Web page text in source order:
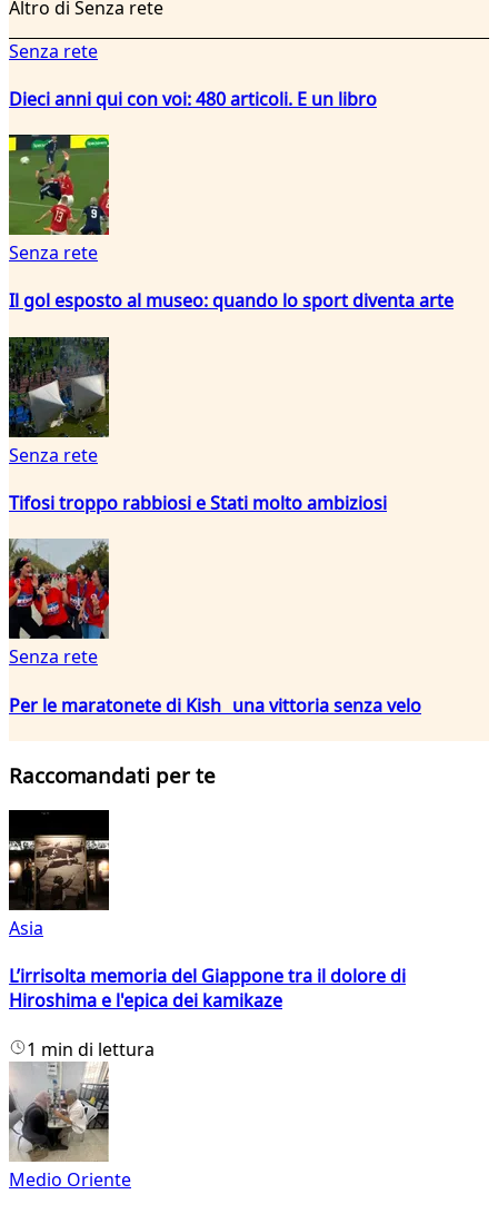
Altro di Senza rete
Senza rete
Dieci anni qui con voi: 480 articoli. E un libro
Senza rete
Il gol esposto al museo: quando lo sport diventa arte
Senza rete
Tifosi troppo rabbiosi e Stati molto ambiziosi
Senza rete
Per le maratonete di Kish una vittoria senza velo
Raccomandati per te
Asia
L’irrisolta memoria del Giappone tra il dolore di
Hiroshima e l'epica dei kamikaze
1 min di lettura
Medio Oriente